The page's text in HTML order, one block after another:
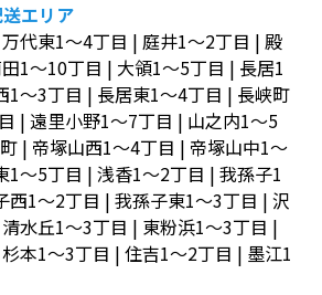
エリア
代東1～4丁目 | 庭井1～2丁目 | 殿
1～10丁目 | 大領1～5丁目 | 長居1
1～3丁目 | 長居東1～4丁目 | 長峡町
| 遠里小野1～7丁目 | 山之内1～5
| 帝塚山西1～4丁目 | 帝塚山中1～
1～5丁目 | 浅香1～2丁目 | 我孫子1
西1～2丁目 | 我孫子東1～3丁目 | 沢
水丘1～3丁目 | 東粉浜1～3丁目 |
本1～3丁目 | 住吉1～2丁目 | 墨江1